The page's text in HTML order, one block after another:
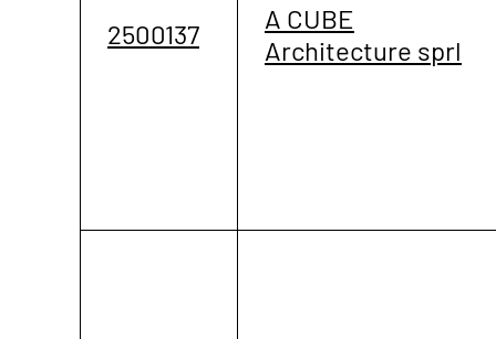
2500137
A CUBE
Architecture sprl